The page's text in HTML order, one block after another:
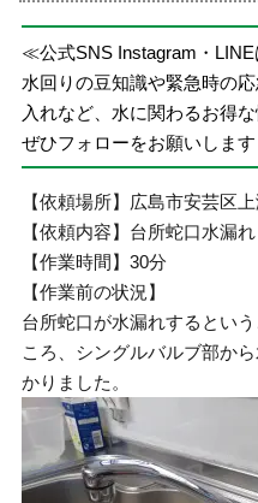
≪公式SNS Instagram・
水回りの豆知識や緊急時の
入れなど、水に関わるお得
ぜひフォローをお願いします
【依頼場所】広島市安芸区
【依頼内容】台所蛇口水漏れ
【作業時間】30分
【作業前の状況】
台所蛇口が水漏れするとい
ころ、シングルバルブ部か
かりました。